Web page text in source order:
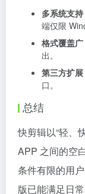
多系统支持
端仅限
格式覆盖广
出。
第三方扩展
口。
总结
快剪辑以“轻、
APP 之间的空
条件有限的用
版已能满足日